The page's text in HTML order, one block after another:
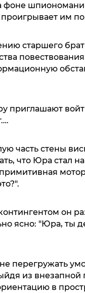
им по
старшего
приглашают
часть стены
что Юра стал
он
ясно: "Юра, ты
перегружать
из внезапной
в